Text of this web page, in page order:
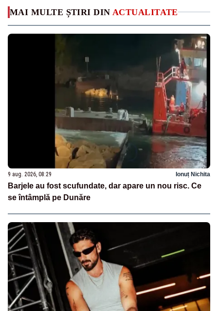
MAI MULTE ȘTIRI DIN ACTUALITATE
9 aug. 2026, 08:29 Ionuț Nichita
Barjele au fost scufundate, dar apare un nou risc. Ce
se întâmplă pe Dunăre